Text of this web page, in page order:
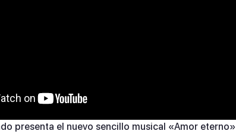
presenta el nuevo sencillo musical «Amor eterno»